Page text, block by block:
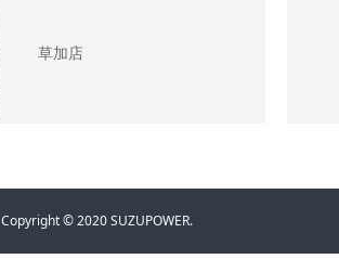
草加店
Copyright © 2020 SUZUPOWER.